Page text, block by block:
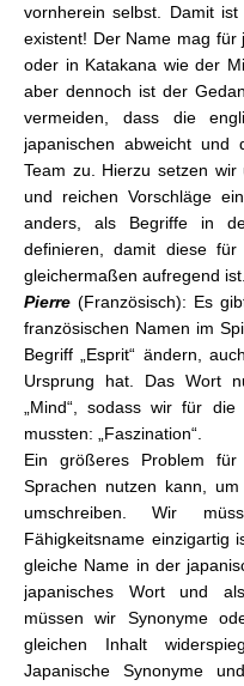
vornherein selbst. Damit
existent! Der Name mag für
oder in Katakana wie der
aber dennoch ist der
vermeiden, dass die
japanischen abweicht
Team zu. Hierzu setzen
und reichen Vorschläge
anders, als Begriffe in
definieren, damit diese
gleichermaßen aufregend ist.
Pierre (Französisch): Es
französischen Namen im
Begriff „Esprit“ ändern,
Ursprung hat. Das Wort
„Mind“, sodass wir für
mussten: „Faszination“.
Ein größeres Problem
Sprachen nutzen kann,
umschreiben. Wir
Fähigkeitsname einzigartig
gleiche Name in der
japanisches Wort und
müssen wir Synonyme
gleichen Inhalt
Japanische Synonyme